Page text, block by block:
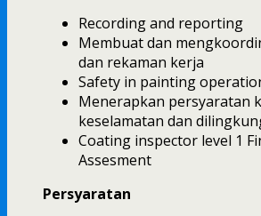
Recording and reporting
Membuat dan
dan rekaman kerja
Safety in painting
Menerapkan persyaratan
keselamatan dan
Coating inspector level 1
Assesment
Persyaratan